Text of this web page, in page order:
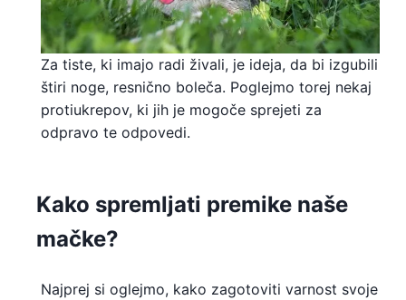
Za tiste, ki imajo radi živali, je ideja, da bi izgubili
štiri noge, resnično boleča. Poglejmo torej nekaj
protiukrepov, ki jih je mogoče sprejeti za
odpravo te odpovedi.
Kako spremljati premike naše
mačke?
Najprej si oglejmo, kako zagotoviti varnost svoje